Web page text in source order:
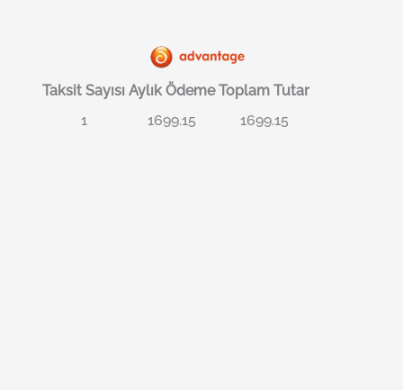
Taksit Sayısı Aylık Ödeme Toplam Tutar
1
1699.15 1699.15